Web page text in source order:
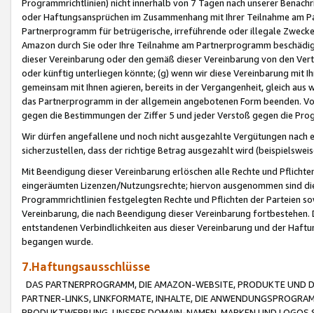
Programmrichtlinien) nicht innerhalb von 7 Tagen nach unserer
oder Haftungsansprüchen im Zusammenhang mit Ihrer Teilnahme am
Partnerprogramm für betrügerische, irreführende oder illegale
Amazon durch Sie oder Ihre Teilnahme am Partnerprogramm
dieser Vereinbarung oder den gemäß dieser Vereinbarung von den
oder künftig unterliegen könnte; (g) wenn wir diese Vereinbarung mit
gemeinsam mit Ihnen agieren, bereits in der Vergangenheit, gleich
das Partnerprogramm in der allgemein angebotenen Form beenden.
gegen die Bestimmungen der Ziffer 5 und jeder Verstoß gegen die
Wir dürfen angefallene und noch nicht ausgezahlte Vergütungen
sicherzustellen, dass der richtige Betrag ausgezahlt wird
Mit Beendigung dieser Vereinbarung erlöschen alle Rechte und
eingeräumten Lizenzen/Nutzungsrechte; hiervon ausgenommen sind
Programmrichtlinien festgelegten Rechte und Pflichten der Parteien
Vereinbarung, die nach Beendigung dieser Vereinbarung
entstandenen Verbindlichkeiten aus dieser Vereinbarung und der
begangen wurde.
7.Haftungsausschlüsse
DAS PARTNERPROGRAMM, DIE AMAZON-WEBSITE, PRODUKTE UND
PARTNER-LINKS, LINKFORMATE, INHALTE, DIE